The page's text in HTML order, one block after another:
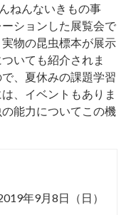
ねんないきもの事
ションした展覧会で
物の昆虫標本が展示
いても紹介されま
、夏休みの課題学習
、イベントもありま
能力についてこの機
年9月8日（日）